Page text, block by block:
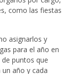
como las fiestas
asignarlos y
para el año en
puntos que
año y cada